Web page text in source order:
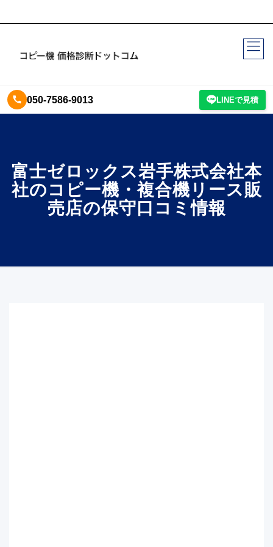
050-7586-9013 LINEで見積
富士ゼロックス岩手株式会社本
社のコピー機・複合機リース販
売店の保守口コミ情報